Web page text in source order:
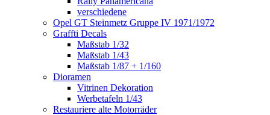
verschiedene
Opel GT Steinmetz Gruppe IV 1971/1972
Graffti Decals
Maßstab 1/32
Maßstab 1/43
Maßstab 1/87 + 1/160
Dioramen
Vitrinen Dekoration
Werbetafeln 1/43
Restauriere alte Motorräder